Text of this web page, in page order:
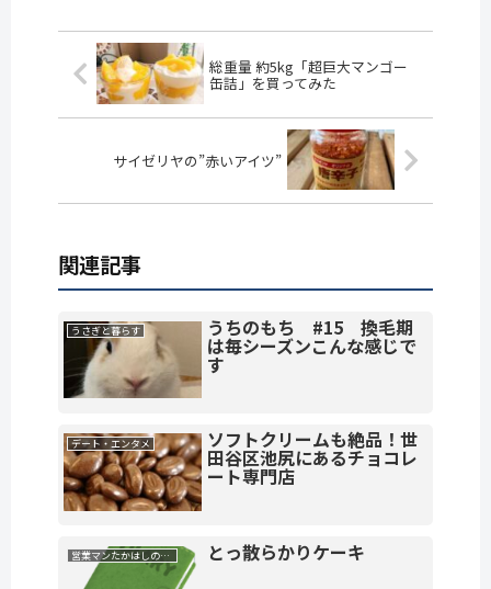
総重量 約5kg「超巨大マンゴー
缶詰」を買ってみた
サイゼリヤの”赤いアイツ”
関連記事
うさぎと暮らす うちのもち #15 換毛期
は毎シーズンこんな感じで
す
デート・エンタメ ソフトクリームも絶品！世
田谷区池尻にあるチョコレ
ート専門店
営業マンたかはしの素顔 とっ散らかりケーキ